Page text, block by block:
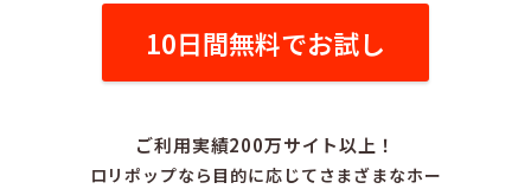
10日間無料でお試し
ご利用実績200万サイト以上！
ロリポップなら目的に応じてさまざまなホー